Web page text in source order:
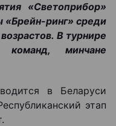
«Светоприбор»
«Брейн-ринг» среди
В турнире
минчане
в Беларуси
этап